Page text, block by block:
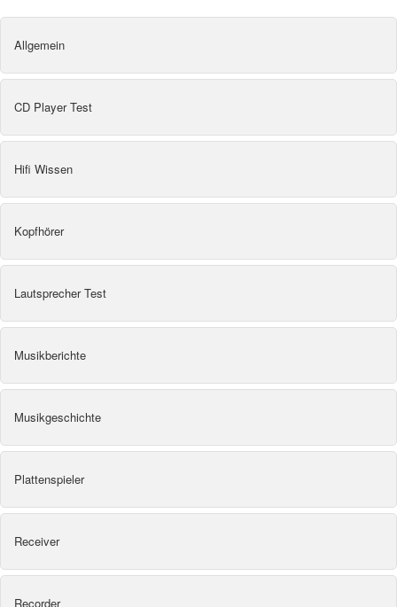
Allgemein
CD Player Test
Hifi Wissen
Kopfhörer
Lautsprecher Test
Musikberichte
Musikgeschichte
Plattenspieler
Receiver
Recorder